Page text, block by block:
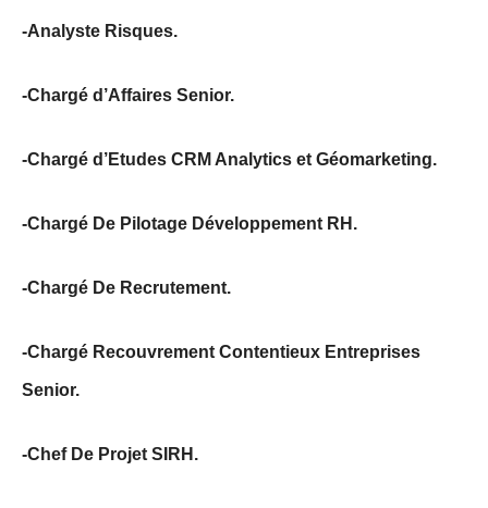
-Analyste Risques.
-Chargé d’Affaires Senior.
-Chargé d’Etudes CRM Analytics et Géomarketing.
-Chargé De Pilotage Développement RH.
-Chargé De Recrutement.
-Chargé Recouvrement Contentieux Entreprises
Senior.
-Chef De Projet SIRH.